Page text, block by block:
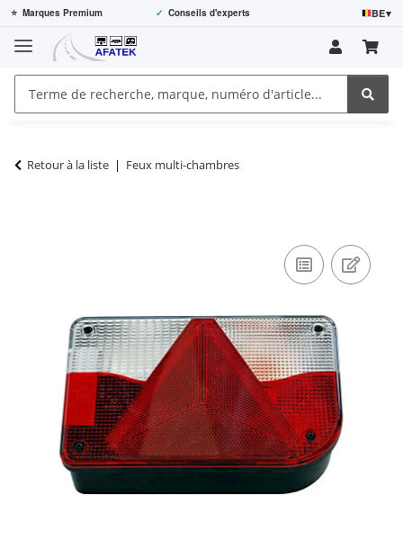
⭐ Marques Premium ✓ Conseils d'experts BE▾
Retour à la liste Feux multi-chambres